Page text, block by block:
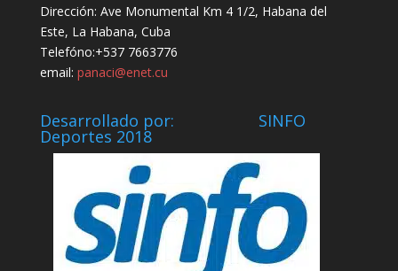
Dirección: Ave Monumental Km 4 1/2, Habana del
Este, La Habana, Cuba
Telefóno:+537 7663776
email: panaci@enet.cu
Desarrollado por: SINFO
Deportes 2018